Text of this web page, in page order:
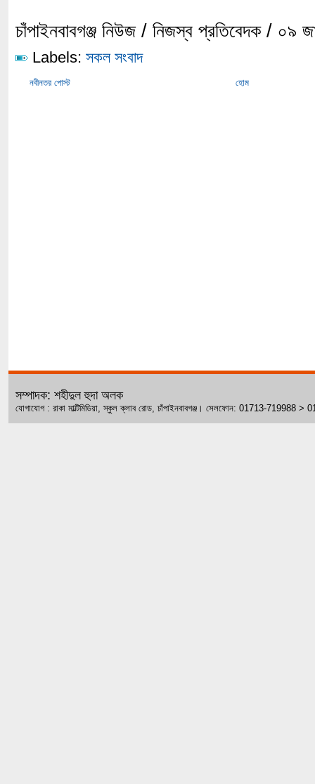
চাঁপাইনবাবগঞ্জ নিউজ / নিজস্ব প্রতিবেদক / ০৯
Labels: সকল সংবাদ
নবীনতর পোস্ট হোম
সম্পাদক: শহীদুল হুদা অলক
যোগাযোগ : রাকা মাল্টিমিডিয়া, স্কুল ক্লাব রোড, চাঁপাইনবাবগঞ্জ। সেলফোন: 01713-